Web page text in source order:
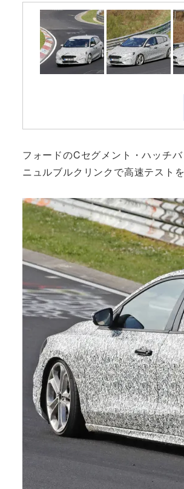
フォードのCセグメント・ハッチ
ニュルブルクリンクで高速テスト